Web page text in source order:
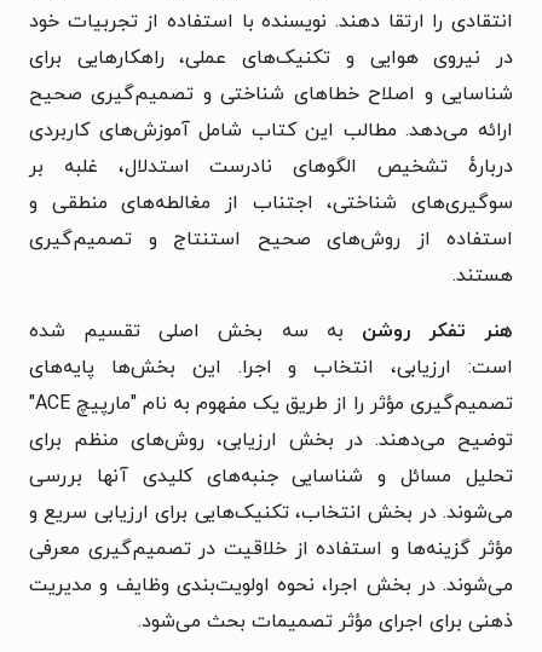
انتقادی را ارتقا دهند. نویسنده با استفاده از تجربیات خود
در نیروی هوایی و تکنیک‌های عملی، راهکارهایی برای
شناسایی و اصلاح خطاهای شناختی و تصمیم‌گیری صحیح
ارائه می‌دهد. مطالب این کتاب شامل آموزش‌های کاربردی
دربارهٔ تشخیص الگوهای نادرست استدلال، غلبه بر
سوگیری‌های شناختی، اجتناب از مغالطه‌های منطقی و
استفاده از روش‌های صحیح استنتاج و تصمیم‌گیری
هستند.
هنر تفکر روشن به سه بخش اصلی تقسیم شده
است: ارزیابی، انتخاب و اجرا. این بخش‌ها پایه‌های
تصمیم‌گیری مؤثر را از طریق یک مفهوم به نام "مارپیچ ACE"
توضیح می‌دهند. در بخش ارزیابی، روش‌های منظم برای
تحلیل مسائل و شناسایی جنبه‌های کلیدی آنها بررسی
می‌شوند. در بخش انتخاب، تکنیک‌هایی برای ارزیابی سریع و
مؤثر گزینه‌ها و استفاده از خلاقیت در تصمیم‌گیری معرفی
می‌شوند. در بخش اجرا، نحوه اولویت‌بندی وظایف و مدیریت
ذهنی برای اجرای مؤثر تصمیمات بحث می‌شود.